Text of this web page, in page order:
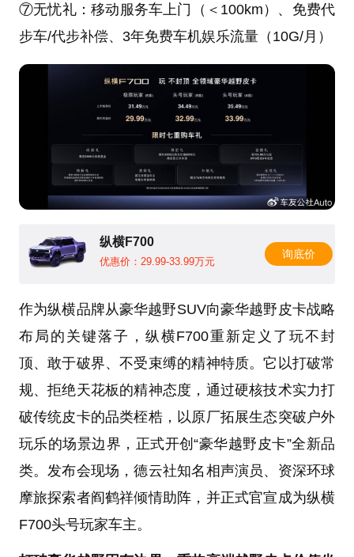
⑦无忧礼：移动服务车上门（＜100km）、免费代
步车/代步补偿、3年免费车机娱乐流量（10G/月）
纵横F700
优惠价：29.99-33.99万元
询底价
作为纵横品牌从豪华越野SUV向豪华越野皮卡战略
布局的关键落子，纵横F700重新定义了玩不封
顶、敢于破界、不受束缚的精神特质。它以打破常
规、拒绝天花板的精神态度，通过硬核技术实力打
破传统皮卡的品类桎梏，以原厂拓展生态突破户外
玩乐的场景边界，正式开创“豪华越野皮卡”全新品
类。发布会现场，德云社知名相声演员、资深环球
摩旅探索者阎鹤祥倾情助阵，并正式官宣成为纵横
F700头号玩家车主。